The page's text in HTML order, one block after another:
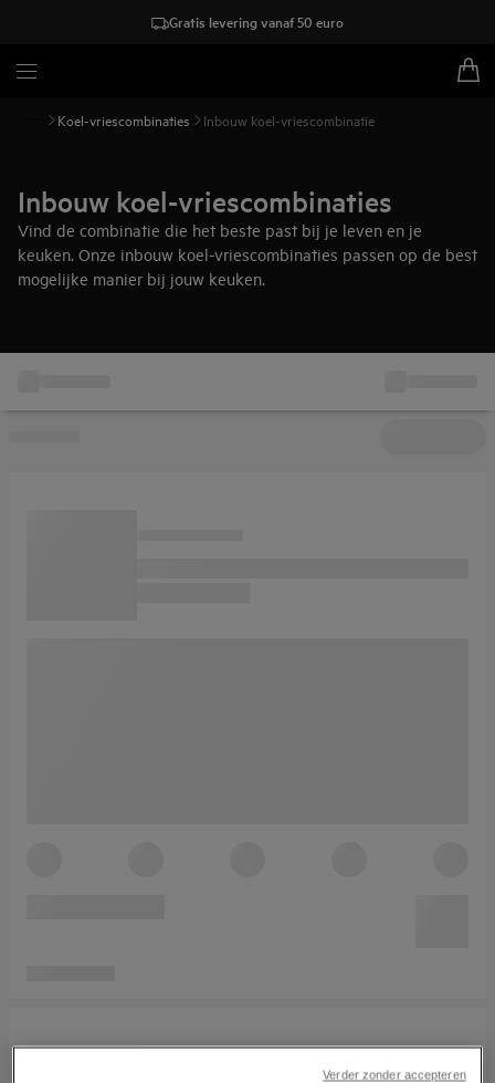
Gratis levering vanaf 50 euro
Koel-vriescombinaties Inbouw koel-vriescombinatie
Inbouw koel-vriescombinaties
Vind de combinatie die het beste past bij je leven en je
keuken. Onze inbouw koel-vriescombinaties passen op de best
mogelijke manier bij jouw keuken.
Verder zonder accepteren